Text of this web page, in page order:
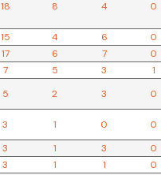
18 8 4 0
15 4 6 0
17 6 7 0
7 5 3 1
5 2 3 0
3 1 0 0
3 1 3 0
3 1 1 0